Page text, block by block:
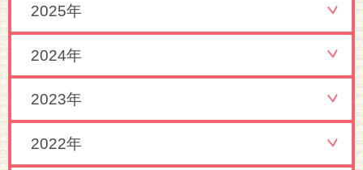
2025年
2024年
2023年
2022年